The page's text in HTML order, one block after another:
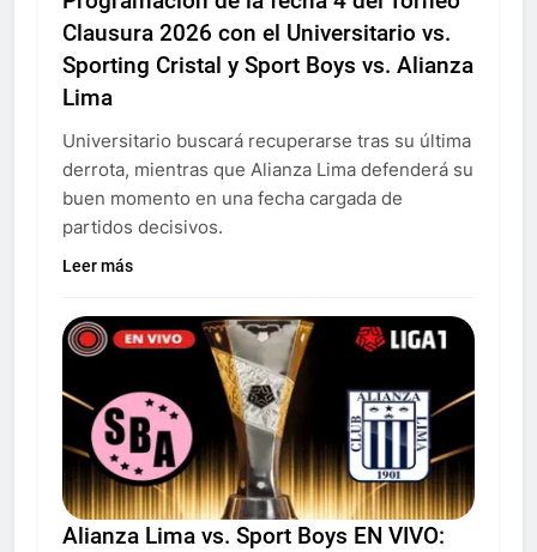
Clausura 2026 con el Universitario vs.
Sporting Cristal y Sport Boys vs. Alianza
Lima
Universitario buscará recuperarse tras su última
derrota, mientras que Alianza Lima defenderá su
buen momento en una fecha cargada de
partidos decisivos.
Leer más
Alianza Lima vs. Sport Boys EN VIVO: